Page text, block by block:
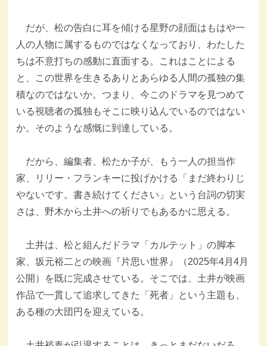
だが、松の告白に耳を傾ける星野の顔面はもはや一
人の人物に属するものではなくなっており、わたした
ちは不意打ちの感動に直面する。これはことによる
と、この世界を生きるありとあらゆる人間の孤独の集
積なのではないか。つまり、今このドラマを見つめて
いる視聴者の孤独もそこに映り込んでいるのではない
か。そのような感慨に到達している。
だから、編集者、松たか子が、もう一人の担当作
家、リリー・フランキーに投げかける「まだ終わりじ
やないです。書き続けてください」という台詞の切実
さは、野木から土井への祈りでもあるかに思える。
土井は、松と組んだドラマ「カルテット」の脚本
家、坂元裕二との映画『片思い世界』（2025年4月4月
公開）を既に完成させている。そこでは、土井が映画
作品で一貫して追求してきた「死者」という主題も、
ある種の大団円を迎えている。